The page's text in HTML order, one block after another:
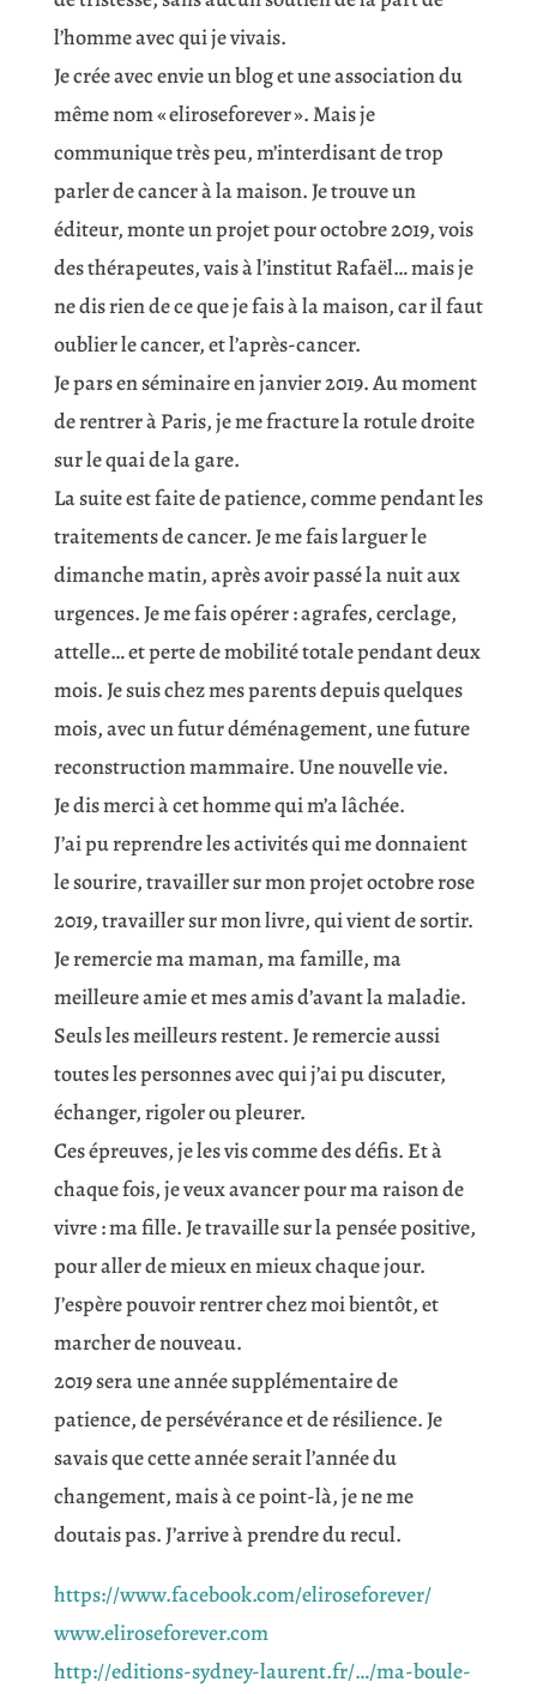
l’homme avec qui je vivais.
Je crée avec envie un blog et une association du
même nom « eliroseforever ». Mais je
communique très peu, m’interdisant de trop
parler de cancer à la maison. Je trouve un
éditeur, monte un projet pour octobre 2019, vois
des thérapeutes, vais à l’institut Rafaël… mais je
ne dis rien de ce que je fais à la maison, car il faut
oublier le cancer, et l’après-cancer.
Je pars en séminaire en janvier 2019. Au moment
de rentrer à Paris, je me fracture la rotule droite
sur le quai de la gare.
La suite est faite de patience, comme pendant les
traitements de cancer. Je me fais larguer le
dimanche matin, après avoir passé la nuit aux
urgences. Je me fais opérer : agrafes, cerclage,
attelle… et perte de mobilité totale pendant deux
mois. Je suis chez mes parents depuis quelques
mois, avec un futur déménagement, une future
reconstruction mammaire. Une nouvelle vie.
Je dis merci à cet homme qui m’a lâchée.
J’ai pu reprendre les activités qui me donnaient
le sourire, travailler sur mon projet octobre rose
2019, travailler sur mon livre, qui vient de sortir.
Je remercie ma maman, ma famille, ma
meilleure amie et mes amis d’avant la maladie.
Seuls les meilleurs restent. Je remercie aussi
toutes les personnes avec qui j’ai pu discuter,
échanger, rigoler ou pleurer.
Ces épreuves, je les vis comme des défis. Et à
chaque fois, je veux avancer pour ma raison de
vivre : ma fille. Je travaille sur la pensée positive,
pour aller de mieux en mieux chaque jour.
J’espère pouvoir rentrer chez moi bientôt, et
marcher de nouveau.
2019 sera une année supplémentaire de
patience, de persévérance et de résilience. Je
savais que cette année serait l’année du
changement, mais à ce point-là, je ne me
doutais pas. J’arrive à prendre du recul.
https://www.facebook.com/eliroseforever/
www.eliroseforever.com
http://editions-sydney-laurent.fr/…/ma-boule-